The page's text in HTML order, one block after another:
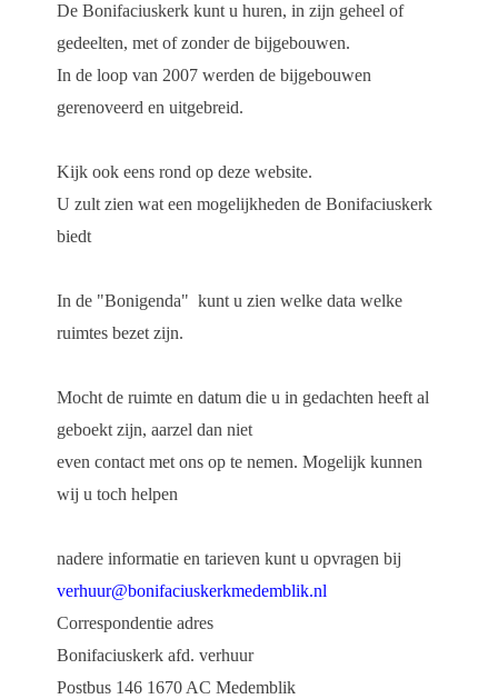
De Bonifaciuskerk kunt u huren, in zijn geheel of
gedeelten, met of zonder de bijgebouwen.
In de loop van 2007 werden de bijgebouwen
gerenoveerd en uitgebreid.
Kijk ook eens rond op deze website.
U zult zien wat een mogelijkheden de Bonifaciuskerk
biedt
In de "Bonigenda" kunt u zien welke data welke
ruimtes bezet zijn.
Mocht de ruimte en datum die u in gedachten heeft al
geboekt zijn, aarzel dan niet
even contact met ons op te nemen. Mogelijk kunnen
wij u toch helpen
nadere informatie en tarieven kunt u opvragen bij
verhuur@bonifaciuskerkmedemblik.nl
Correspondentie adres
Bonifaciuskerk afd. verhuur
Postbus 146 1670 AC Medemblik